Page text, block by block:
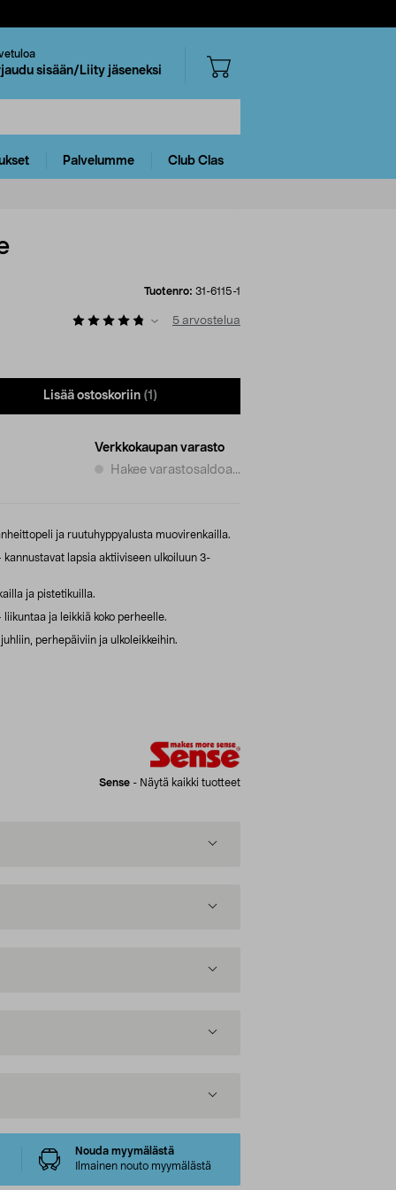
sisään/Liity jäseneksi
Palvelumme Club Clas
Tuotenro: 31-6115-1
5 arvostelua
Lisää ostoskoriin (1)
Verkkokaupan varasto
Hakee varastosaldoa...
ja ruutuhyppyalusta muovirenkailla.
lapsia aktiiviseen ulkoiluun 3-
ja pistetikuilla.
ja leikkiä koko perheelle.
perhepäiviin ja ulkoleikkeihin.
Sense - Näytä kaikki tuotteet
Nouda myymälästä
Ilmainen nouto myymälästä